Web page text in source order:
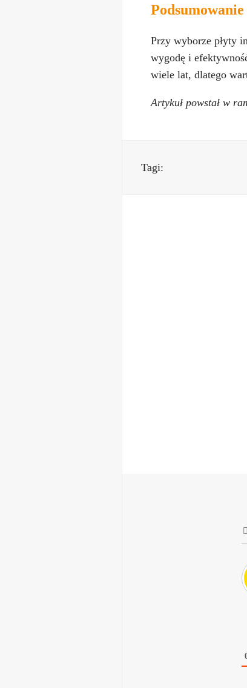
Podsumowanie
Przy wyborze płyty
wygodę i
wiele lat, dlatego
Artykuł powstał w
Tagi: